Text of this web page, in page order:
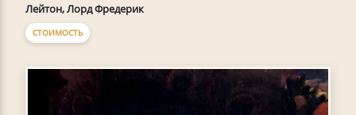
Лейтон, Лорд Фредерик
СТОИМОСТЬ